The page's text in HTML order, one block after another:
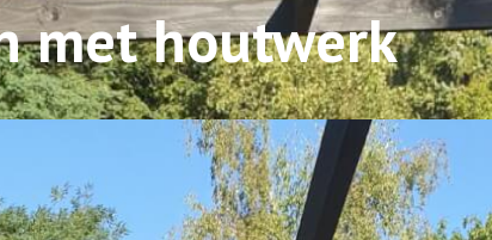
met houtwerk